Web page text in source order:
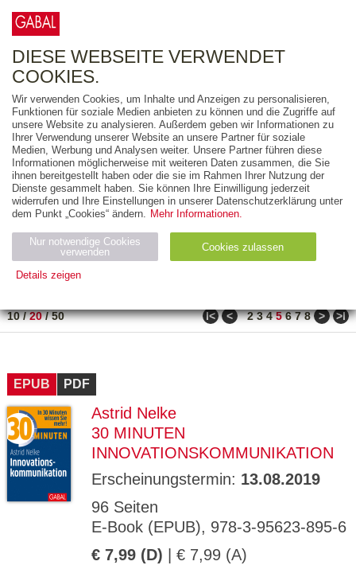
FREITEXT
AUSGABEART
AUS DER REIHE
ZUM THEMA
Neuerscheinung
Bestseller
PREIS
10/20/50 ǀ< < 2 3 4 5 6 7 8 > >ǀ
EPUB PDF
Astrid Nelke
30 MINUTEN
INNOVATIONSKOMMUNIKATION
Erscheinungstermin: 13.08.2019
96 Seiten
E-Book (EPUB), 978-3-95623-895-6
€ 7,99 (D) | € 7,99 (A)
DIESE WEBSEITE VERWENDET
COOKIES.
Wir verwenden Cookies, um Inhalte und Anzeigen zu personalisieren,
Funktionen für soziale Medien anbieten zu können und die Zugriffe auf
unsere Website zu analysieren. Außerdem geben wir Informationen zu
Ihrer Verwendung unserer Website an unsere Partner für soziale
Medien, Werbung und Analysen weiter. Unsere Partner führen diese
Informationen möglicherweise mit weiteren Daten zusammen, die Sie
ihnen bereitgestellt haben oder die sie im Rahmen Ihrer Nutzung der
Dienste gesammelt haben. Sie können Ihre Einwilligung jederzeit
widerrufen und Ihre Einstellungen in unserer Datenschutzerklärung unter
dem Punkt „Cookies“ ändern. Mehr Informationen.
Nur notwendige Cookies
verwenden
Cookies zulassen
Details zeigen
Name Zweck
Ty
ESSION
_ID
verlag.
de
GV_CO
OKIES
gabal-
Speichert den Zustimmungsstatus des
Domäne.